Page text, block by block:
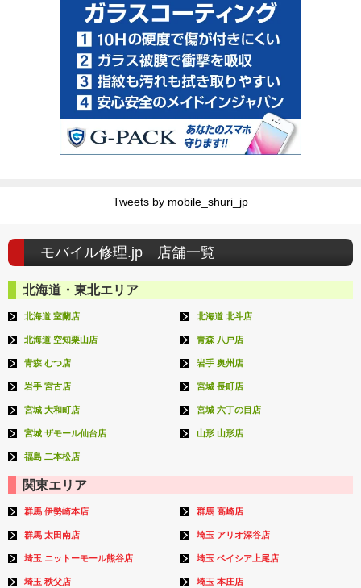
Tweets by mobile_shuri_jp
モバイル修理.jp 店舗一覧
北海道・東北エリア
北海道 室蘭店 北海道 北斗店
北海道 空知栗山店 青森 八戸店
青森 むつ店 岩手 奥州店
岩手 宮古店 宮城 長町店
宮城 大和町店 宮城 六丁の目店
宮城 ザモール仙台店 山形 山形店
福島 二本松店
関東エリア
群馬 伊勢崎本店 群馬 高崎店
群馬 太田南店 埼玉 アリオ深谷店
埼玉 ニットーモール熊谷店 埼玉 ベイシア上尾店
埼玉 秩父店 埼玉 本庄店